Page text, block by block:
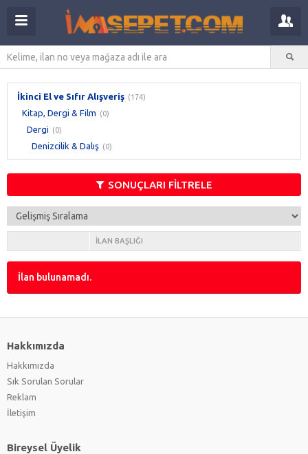
İkinci El ve Sıfır Alışveriş (174)
Kitap, Dergi & Film (0)
Dergi (0)
Denizcilik & Dalış (0)
SONUÇLARI FİLTRELE
İLAN BAŞLIĞI
İlan bulunamadı.
Hakkımızda
Hakkımızda
Sık Sorulan Sorular
Reklam
İletişim
Bireysel Üyelik